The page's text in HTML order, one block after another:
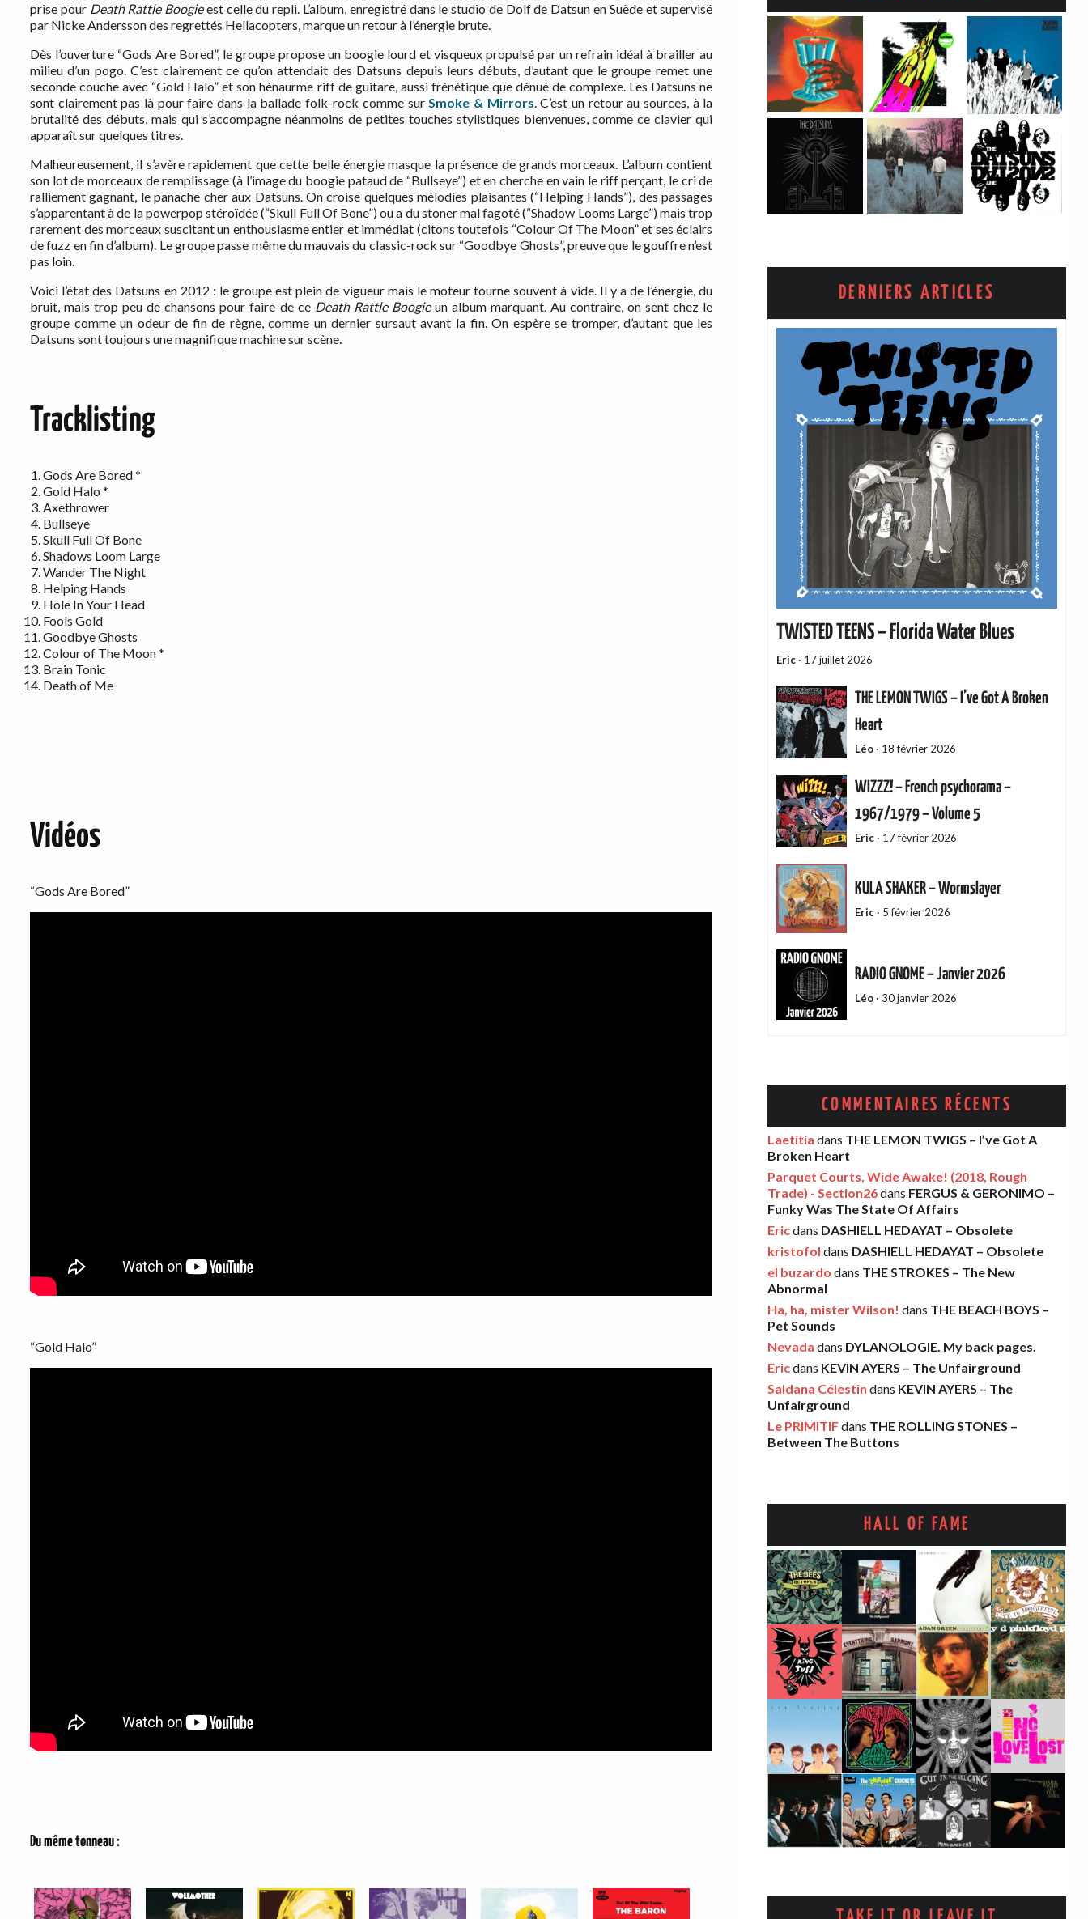
prise pour Death Rattle Boogieest celle du repli. L’album, enregistré dans le studio de Dolf de Datsun en Suède et supervisé
par Nicke Andersson des regrettés Hellacopters, marque un retour à l’énergie brute.
Dès l’ouverture “Gods Are Bored”, le groupe propose un boogie lourd et visqueux propulsé par un refrain idéal à brailler au
milieu d’un pogo. C’est clairement ce qu’on attendait des Datsuns depuis leurs débuts, d’autant que le groupe remet une
seconde couche avec “Gold Halo” et son hénaurme riff de guitare, aussi frénétique que dénué de complexe. Les Datsuns ne
sont clairement pas là pour faire dans la ballade folk-rock comme surSmoke & Mirrors. C’est un retour au sources, à la
brutalité des débuts, mais qui s’accompagne néanmoins de petites touches stylistiques bienvenues, comme ce clavier qui
apparaît sur quelques titres.
Malheureusement, il s’avère rapidement que cette belle énergie masque la présence de grands morceaux. L’album contient
son lot de morceaux de remplissage (à l’image du boogie pataud de “Bullseye”) et en cherche en vain le riff perçant, le cri de
ralliement gagnant, le panache cher aux Datsuns. On croise quelques mélodies plaisantes (“Helping Hands”), des passages
s’apparentant à de la powerpop stéroïdée (“Skull Full Of Bone”) ou a du stoner mal fagoté (“Shadow Looms Large”) mais trop
rarement des morceaux suscitant un enthousiasme entier et immédiat (citons toutefois “Colour Of The Moon” et ses éclairs
de fuzz en fin d’album). Le groupe passe même du mauvais du classic-rock sur “Goodbye Ghosts”, preuve que le gouffre n’est
pas loin.
Voici l’état des Datsuns en 2012 : le groupe est plein de vigueur mais le moteur tourne souvent à vide. Il y a de l’énergie, du
bruit, mais trop peu de chansons pour faire de ce Death Rattle Boogieun album marquant. Au contraire, on sent chez le
groupe comme un odeur de fin de règne, comme un dernier sursaut avant la fin. On espère se tromper, d’autant que les
Datsuns sont toujours une magnifique machine sur scène.
Tracklisting
Gods Are Bored *
Gold Halo *
Axethrower
Bullseye
Skull Full Of Bone
Shadows Loom Large
Wander The Night
Helping Hands
Hole In Your Head
Fools Gold
Goodbye Ghosts
Colour of The Moon *
Brain Tonic
Death of Me
Vidéos
“Gods Are Bored”
“Gold Halo”
Du même tonneau :
DERNIERS ARTICLES
TWISTED TEENS – Florida Water Blues
Eric · 17 juillet 2026
THE LEMON TWIGS – I’ve Got A Broken
Heart
Léo· 18 février 2026
WIZZZ! – French psychorama –
1967/1979 – Volume 5
Eric· 17 février 2026
KULA SHAKER – Wormslayer
Eric· 5 février 2026
RADIO GNOME – Janvier 2026
Léo· 30 janvier 2026
Eric·13 décembre 2025
AMELIA COBURN – Between The Moon
Léo · 9 décembre 2025
THE LEMON TWIGS – Go To School
Léo· 5 novembre 2025
Eric·2 novembre 2025
Léo · 29 octobre 2025
COMMENTAIRES RÉCENTS
Laetitia dans THE LEMON TWIGS – I’ve Got A
Broken Heart
Parquet Courts, Wide Awake! (2018, Rough
Trade) - Section26dans FERGUS & GERONIMO –
Funky Was The State Of Affairs
Ericdans DASHIELL HEDAYAT – Obsolete
kristofol dans DASHIELL HEDAYAT – Obsolete
el buzardo dans THE STROKES – The New
Abnormal
Ha, ha, mister Wilson! dans THE BEACH BOYS –
Pet Sounds
Nevada dans DYLANOLOGIE. My back pages.
Ericdans KEVIN AYERS – The Unfairground
Saldana Célestin dans KEVIN AYERS – The
Unfairground
Le PRIMITIFdans THE ROLLING STONES –
Between The Buttons
HALL OF FAME